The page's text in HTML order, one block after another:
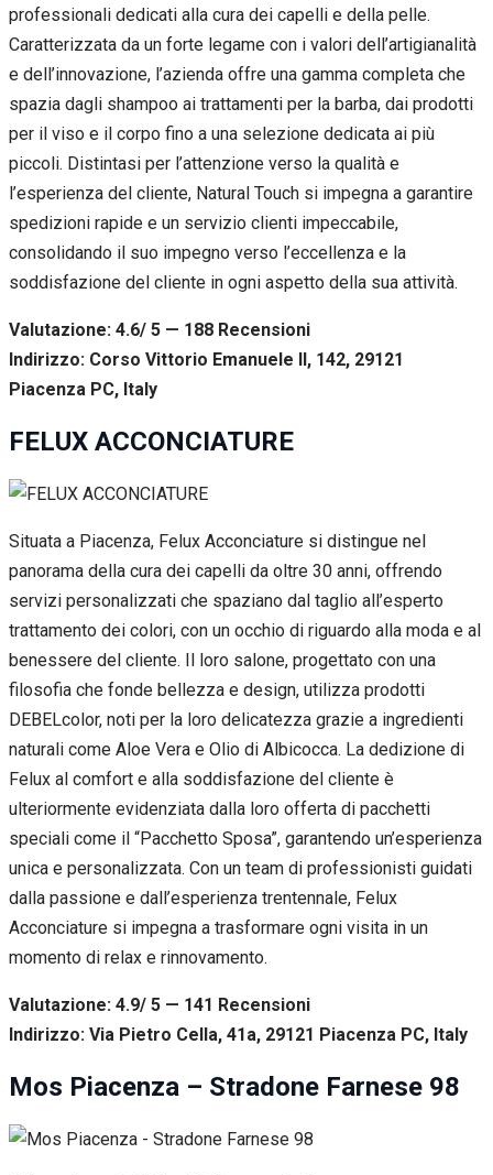
professionali dedicati alla cura dei capelli e della pelle.
Caratterizzata da un forte legame con i valori dell’artigianalità
e dell’innovazione, l’azienda offre una gamma completa che
spazia dagli shampoo ai trattamenti per la barba, dai prodotti
per il viso e il corpo fino a una selezione dedicata ai più
piccoli. Distintasi per l’attenzione verso la qualità e
l’esperienza del cliente, Natural Touch si impegna a garantire
spedizioni rapide e un servizio clienti impeccabile,
consolidando il suo impegno verso l’eccellenza e la
soddisfazione del cliente in ogni aspetto della sua attività.
Valutazione: 4.6/ 5 — 188 Recensioni
Indirizzo: Corso Vittorio Emanuele II, 142, 29121
Piacenza PC, Italy
FELUX ACCONCIATURE
Situata a Piacenza, Felux Acconciature si distingue nel
panorama della cura dei capelli da oltre 30 anni, offrendo
servizi personalizzati che spaziano dal taglio all’esperto
trattamento dei colori, con un occhio di riguardo alla moda e al
benessere del cliente. Il loro salone, progettato con una
filosofia che fonde bellezza e design, utilizza prodotti
DEBELcolor, noti per la loro delicatezza grazie a ingredienti
naturali come Aloe Vera e Olio di Albicocca. La dedizione di
Felux al comfort e alla soddisfazione del cliente è
ulteriormente evidenziata dalla loro offerta di pacchetti
speciali come il “Pacchetto Sposa”, garantendo un’esperienza
unica e personalizzata. Con un team di professionisti guidati
dalla passione e dall’esperienza trentennale, Felux
Acconciature si impegna a trasformare ogni visita in un
momento di relax e rinnovamento.
Valutazione: 4.9/ 5 — 141 Recensioni
Indirizzo: Via Pietro Cella, 41a, 29121 Piacenza PC, Italy
Mos Piacenza – Stradone Farnese 98